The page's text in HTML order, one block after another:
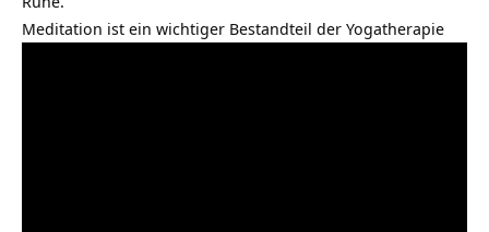
Meditation ist ein wichtiger Bestandteil der Yogatherapie